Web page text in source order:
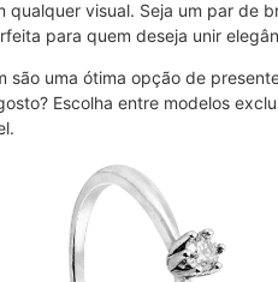
visual. Seja um par de
para quem deseja unir
são uma ótima opção de
Escolha entre modelos